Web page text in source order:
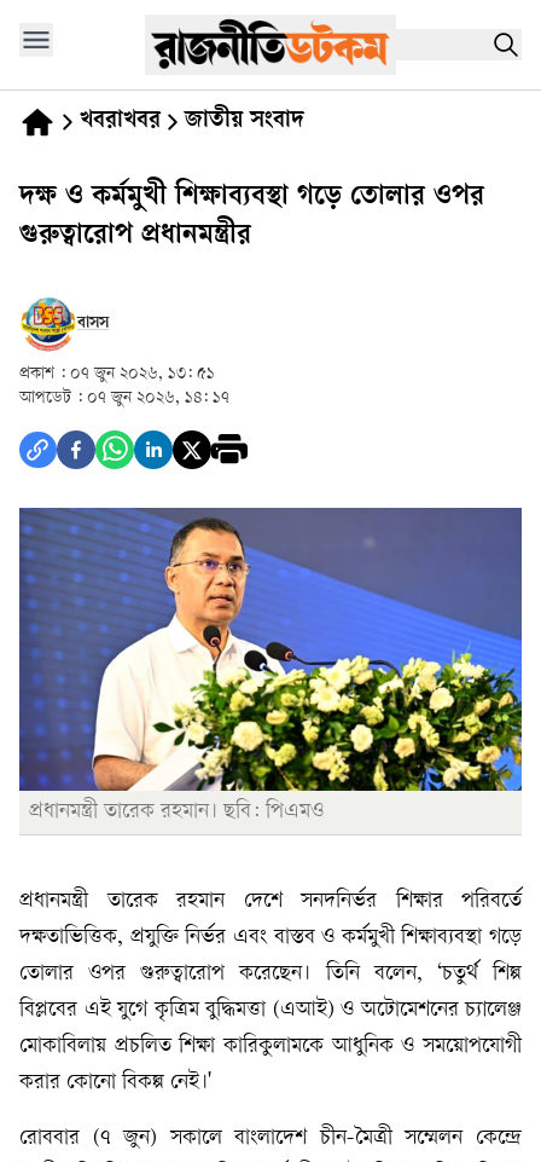
খবরাখবর জাতীয় সংবাদ
দক্ষ ও কর্মমুখী শিক্ষাব্যবস্থা গড়ে তোলার ওপর
গুরুত্বারোপ প্রধানমন্ত্রীর
বাসস
প্রকাশ : ০৭ জুন ২০২৬, ১৩: ৫১
আপডেট : ০৭ জুন ২০২৬, ১৪: ১৭
প্রধানমন্ত্রী তারেক রহমান। ছবি: পিএমও
প্রধানমন্ত্রী তারেক রহমান দেশে সনদনির্ভর শিক্ষার পরিবর্তে
দক্ষতাভিত্তিক, প্রযুক্তি নির্ভর এবং বাস্তব ও কর্মমুখী শিক্ষাব্যবস্থা গড়ে
তোলার ওপর গুরুত্বারোপ করেছেন। তিনি বলেন, ‘চতুর্থ শিল্প
বিপ্লবের এই যুগে কৃত্রিম বুদ্ধিমত্তা (এআই) ও অটোমেশনের চ্যালেঞ্জ
মোকাবিলায় প্রচলিত শিক্ষা কারিকুলামকে আধুনিক ও সময়োপযোগী
করার কোনো বিকল্প নেই।'
রোববার (৭ জুন) সকালে বাংলাদেশ চীন-মৈত্রী সম্মেলন কেন্দ্রে